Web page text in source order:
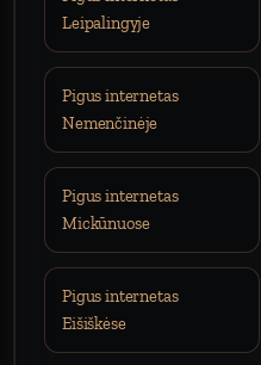
Leipalingyje
Pigus internetas
Nemenčinėje
Pigus internetas
Mickūnuose
Pigus internetas
Eišiškėse